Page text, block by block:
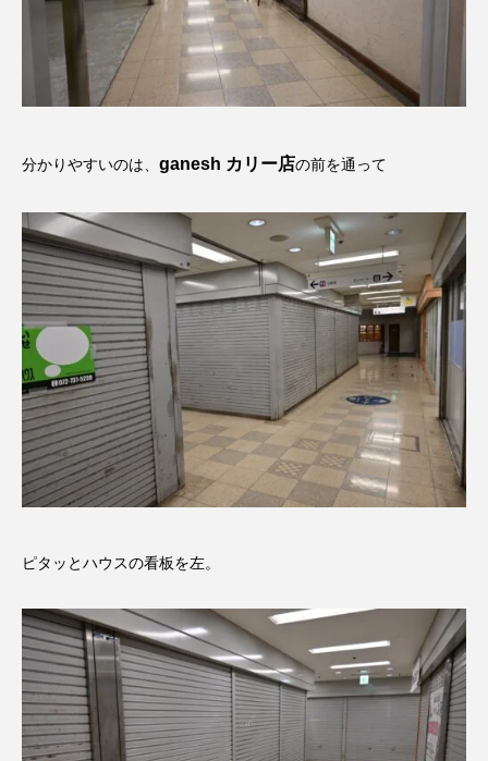
分かりやすいのは、 ganesh カリー店の前を通って
ピタッとハウスの看板を左。